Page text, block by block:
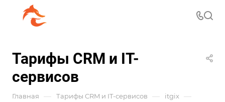
Тарифы CRM и IT-
сервисов
Главная — Тарифы CRM и IT-сервисов — itgix —